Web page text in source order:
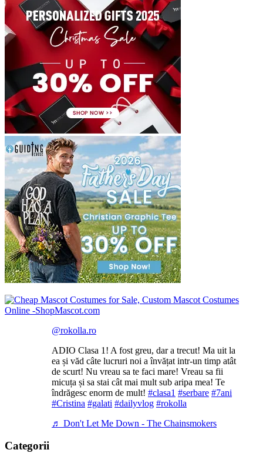
@rokolla.ro
ADIO Clasa 1! A fost greu, dar a trecut! Ma uit la
ea și văd câte lucruri noi a învățat intr-un timp atât
de scurt! Nu vreau sa te faci mare! Vreau sa fii
micuța și sa stai cât mai mult sub aripa mea! Te
îndrăgesc enorm de mult! #clasa1 #serbare #7ani
#Cristina #galati #dailyvlog #rokolla
♬ Don't Let Me Down - The Chainsmokers
Categorii